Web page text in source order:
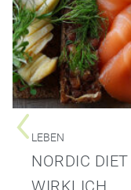
LEBEN
NORDIC